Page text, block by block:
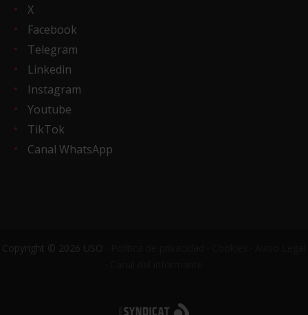
X
Facebook
Telegram
Linkedin
Instagram
Youtube
TikTok
Canal WhatsApp
Copyright © 2026 USO ·